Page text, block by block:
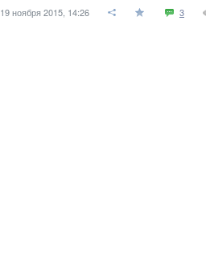
19 ноября 2015, 14:26 3